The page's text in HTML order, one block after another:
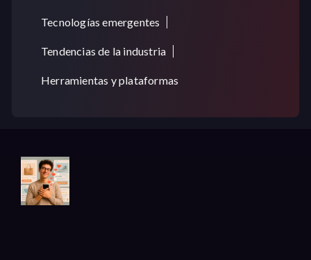
Tecnologías emergentes
Tendencias de la industria
Herramientas y plataformas